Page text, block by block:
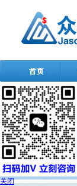
关闭